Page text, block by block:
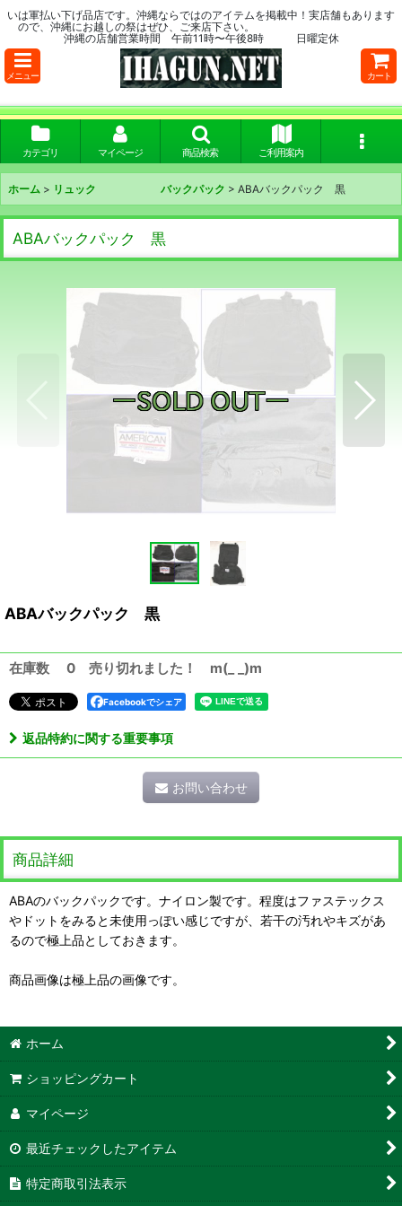
いは軍払い下げ品店です。沖縄ならではのアイテムを掲載中！実店舗もあります
ので、沖縄にお越しの祭はぜひ、ご来店下さい。
沖縄の店舗営業時間 午前11時〜午後8時 日曜定休
メニュー カート
カテゴリ マイページ 商品検索 ご利用案内
ホーム > リュック バックパック > ABAバックパック 黒
ABAバックパック 黒
ABAバックパック 黒
在庫数 0 売り切れました！ m(_ _)m
Facebookでシェア
返品特約に関する重要事項
お問い合わせ
商品詳細
ABAのバックパックです。ナイロン製です。程度はファステックス
やドットをみると未使用っぽい感じですが、若干の汚れやキズがあ
るので極上品としておきます。
商品画像は極上品の画像です。
ホーム
ショッピングカート
マイページ
最近チェックしたアイテム
特定商取引法表示